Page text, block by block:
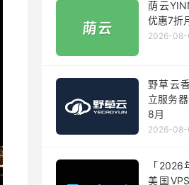
荫云
优惠7折
2026-
野草云
立服务
8月
2026-
「
美国